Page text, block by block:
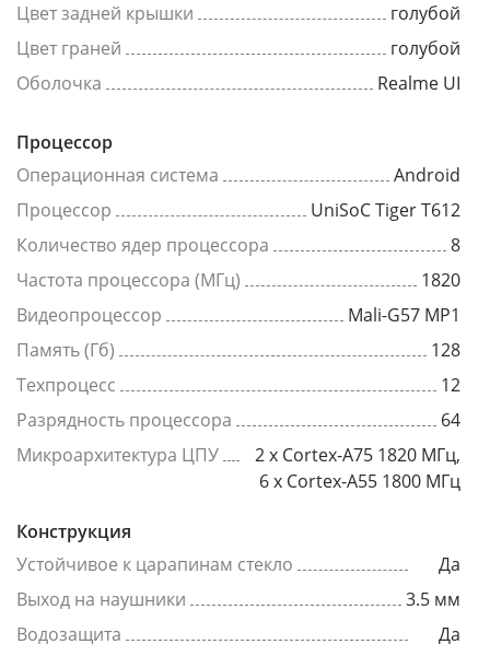
Цвет задней крышки
голубой
Цвет граней
голубой
Оболочка
Realme UI
Процессор
Операционная система
Android
Процессор
UniSoC Tiger T612
Количество ядер процессора
8
Частота процессора (МГц)
1820
Видеопроцессор
Mali-G57 MP1
Память (Гб)
128
Техпроцесс
12
Разрядность процессора
64
Микроархитектура ЦПУ
2 x Cortex-A75 1820 МГц,
6 x Cortex-A55 1800 МГц
Конструкция
Устойчивое к царапинам стекло
Да
Выход на наушники
3.5 мм
Водозащита
Да